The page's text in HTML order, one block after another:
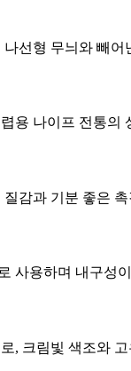
선형 무늬와 빼어
용 나이프 전통의
감과 기분 좋은
사용하며 내구성
, 크림빛 색조와